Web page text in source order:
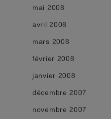
mai 2008
avril 2008
mars 2008
février 2008
janvier 2008
décembre 2007
novembre 2007